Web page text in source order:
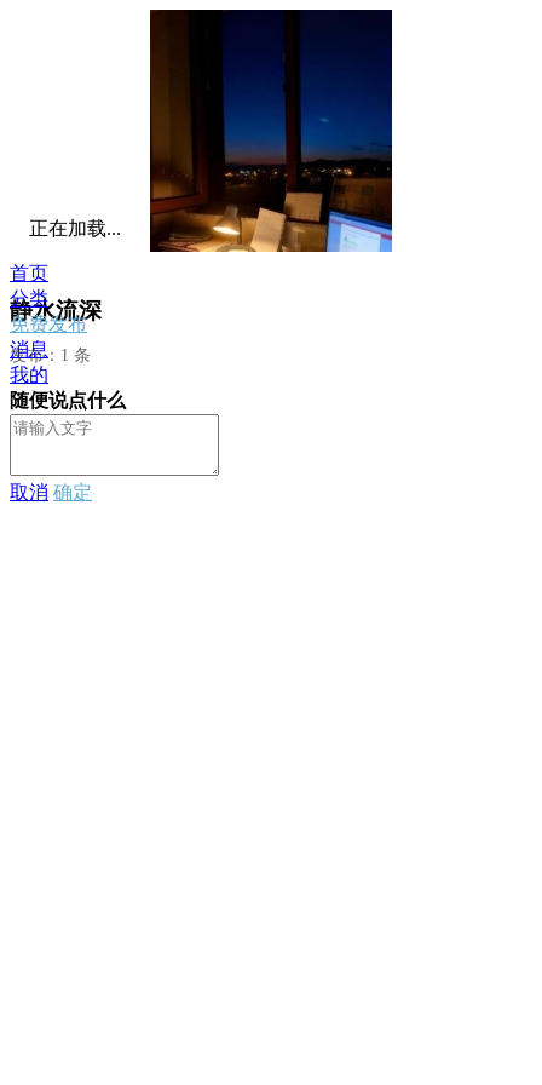
静水流深
发布：1 条
正在加载...
首页
分类
免费发布
消息
我的
随便说点什么
取消 确定